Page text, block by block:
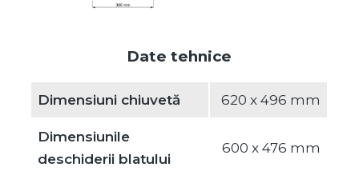
Date tehnice
Dimensiuni chiuvetă 620 x 496 mm
Dimensiunile
deschiderii blatului
600 x 476 mm